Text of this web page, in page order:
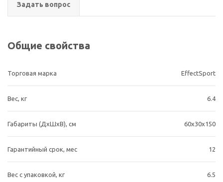
Задать вопрос
Общие свойства
Торговая марка EffectSport
Вес, кг 6.4
Габариты (ДхШхВ), cм 60х30х150
Гарантийный срок, мес 12
Вес с упаковкой, кг 6.5